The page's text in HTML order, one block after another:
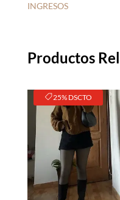
INGRESOS
Productos
25% DSCTO